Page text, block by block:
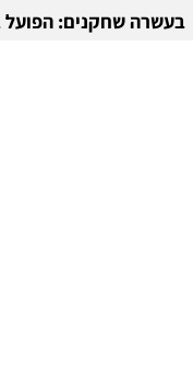
בעשרה שחקנים: הפועל באר שבע